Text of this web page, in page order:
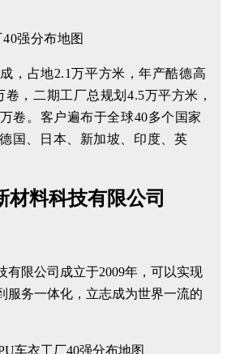
，占地2.1万平方米，年产酷德高
，二期工厂总规划4.5万平方米，
卷。客户遍布于全球40多个国家
国、日本、新加坡、印度、英
材料科技有限公司
有限公司成立于2009年，可以实现
服务一体化，立志成为世界一流的